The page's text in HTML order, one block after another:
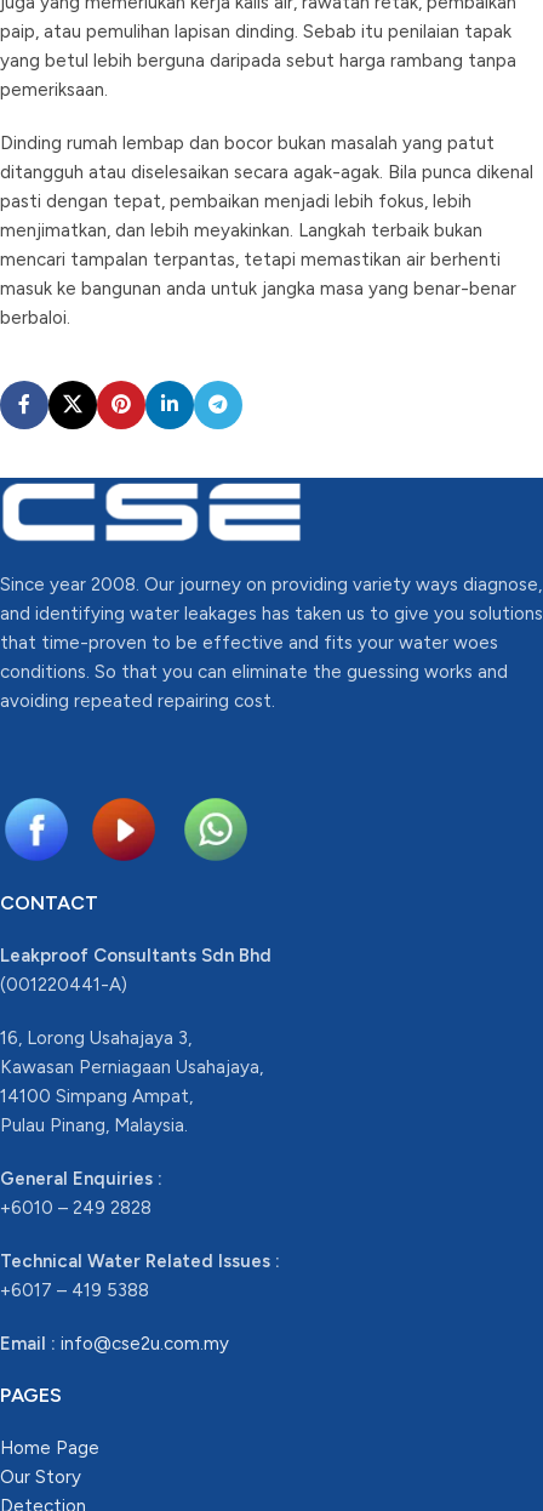
paip, atau pemulihan lapisan dinding. Sebab itu penilaian tapak
yang betul lebih berguna daripada sebut harga rambang tanpa
pemeriksaan.
Dinding rumah lembap dan bocor bukan masalah yang patut
ditangguh atau diselesaikan secara agak-agak. Bila punca dikenal
pasti dengan tepat, pembaikan menjadi lebih fokus, lebih
menjimatkan, dan lebih meyakinkan. Langkah terbaik bukan
mencari tampalan terpantas, tetapi memastikan air berhenti
masuk ke bangunan anda untuk jangka masa yang benar-benar
berbaloi.
Since year 2008. Our journey on providing variety ways diagnose,
and identifying water leakages has taken us to give you solutions
that time-proven to be effective and fits your water woes
conditions. So that you can eliminate the guessing works and
avoiding repeated repairing cost.
CONTACT
Leakproof Consultants Sdn Bhd
(001220441-A)
16, Lorong Usahajaya 3,
Kawasan Perniagaan Usahajaya,
14100 Simpang Ampat,
Pulau Pinang, Malaysia.
General Enquiries :
+6010 – 249 2828
Technical Water Related Issues :
+6017 – 419 5388
Email : info@cse2u.com.my
PAGES
Home Page
Our Story
Detection